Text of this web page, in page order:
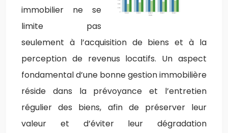
immobilier ne se
limite pas
seulement à l’acquisition de biens et à la
perception de revenus locatifs. Un aspect
fondamental d’une bonne gestion immobilière
réside dans la prévoyance et l’entretien
régulier des biens, afin de préserver leur
valeur et d’éviter leur dégradation